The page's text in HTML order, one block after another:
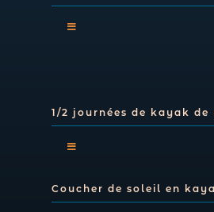
Toggle
Mentions légales
1/2 journées de kayak de
Toggle
Demi-journées découverte en
Coucher de soleil en